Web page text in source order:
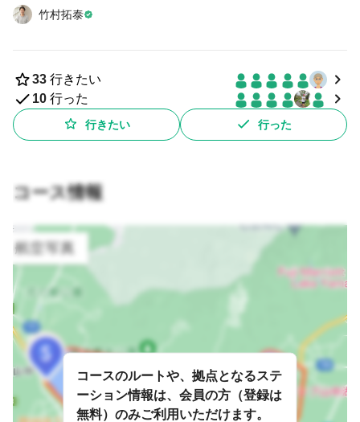
竹村拓泰
33 行きたい
10 行った
行きたい 行った
コース情報
コースのルートや、拠点となるステ
ーション情報は、会員の方（登録は
無料）のみご利用いただけます。